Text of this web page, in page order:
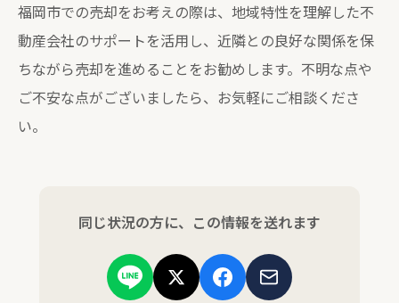
福岡市での売却をお考えの際は、地域特性を理解した不
動産会社のサポートを活用し、近隣との良好な関係を保
ちながら売却を進めることをお勧めします。不明な点や
ご不安な点がございましたら、お気軽にご相談くださ
い。
同じ状況の方に、この情報を送れます